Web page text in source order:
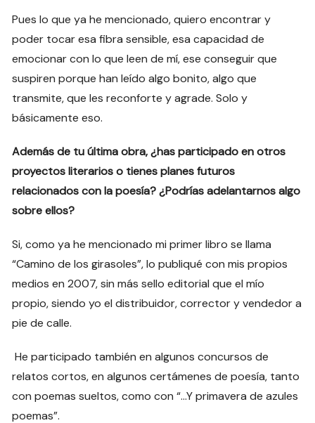
Pues lo que ya he mencionado, quiero encontrar y
poder tocar esa fibra sensible, esa capacidad de
emocionar con lo que leen de mí, ese conseguir que
suspiren porque han leído algo bonito, algo que
transmite, que les reconforte y agrade. Solo y
básicamente eso.
Además de tu última obra, ¿has participado en otros
proyectos literarios o tienes planes futuros
relacionados con la poesía? ¿Podrías adelantarnos algo
sobre ellos?
Si, como ya he mencionado mi primer libro se llama
“Camino de los girasoles”, lo publiqué con mis propios
medios en 2007, sin más sello editorial que el mío
propio, siendo yo el distribuidor, corrector y vendedor a
pie de calle.
He participado también en algunos concursos de
relatos cortos, en algunos certámenes de poesía, tanto
con poemas sueltos, como con “…Y primavera de azules
poemas”.